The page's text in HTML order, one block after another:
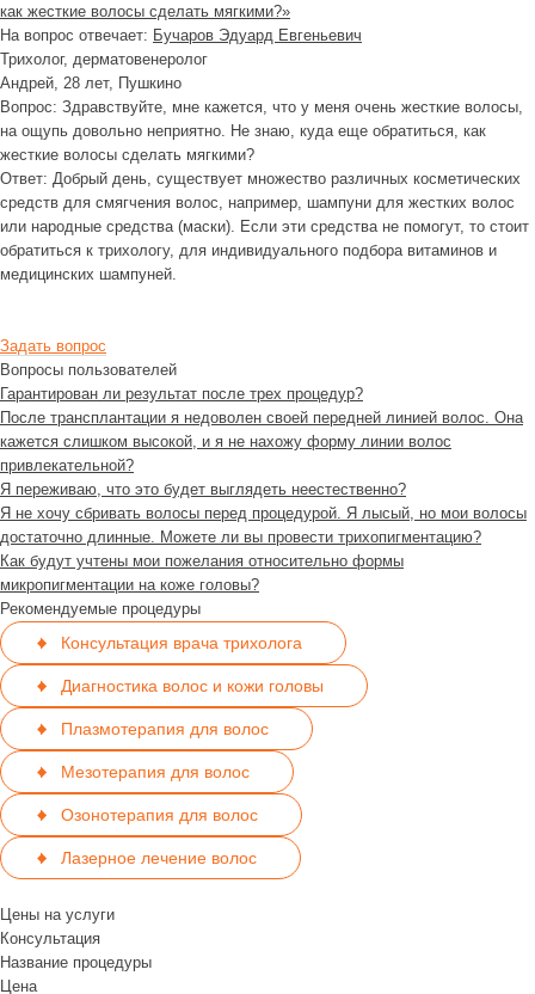
как жесткие волосы сделать мягкими?»
На вопрос отвечает: Бучаров Эдуард Евгеньевич
Трихолог, дерматовенеролог
Андрей, 28 лет, Пушкино
Вопрос: Здравствуйте, мне кажется, что у меня очень жесткие волосы,
на ощупь довольно неприятно. Не знаю, куда еще обратиться, как
жесткие волосы сделать мягкими?
Ответ: Добрый день, существует множество различных косметических
средств для смягчения волос, например, шампуни для жестких волос
или народные средства (маски). Если эти средства не помогут, то стоит
обратиться к трихологу, для индивидуального подбора витаминов и
медицинских шампуней.
Задать вопрос
Вопросы пользователей
Гарантирован ли результат после трех процедур?
После трансплантации я недоволен своей передней линией волос. Она
кажется слишком высокой, и я не нахожу форму линии волос
привлекательной?
Я переживаю, что это будет выглядеть неестественно?
Я не хочу сбривать волосы перед процедурой. Я лысый, но мои волосы
достаточно длинные. Можете ли вы провести трихопигментацию?
Как будут учтены мои пожелания относительно формы
микропигментации на коже головы?
Рекомендуемые процедуры
Консультация врача трихолога
Диагностика волос и кожи головы
Плазмотерапия для волос
Мезотерапия для волос
Озонотерапия для волос
Лазерное лечение волос
Цены на услуги
Консультация
Название процедуры
Цена